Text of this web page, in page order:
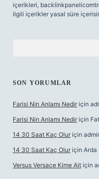
içerikleri,
ilgili içerikler yasal süre
SON YORUMLAR
Farisi Nin Anlamı Nedir için
Farisi Nin Anlamı Nedir için
14 30 Saat Kaç Olur için
14 30 Saat Kaç Olur için Arda
Versus Versace Kime Ait için